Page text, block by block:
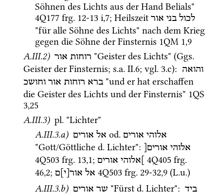
4Q177 frg. 12-13 i,7; Heilszeit לכול בני אור
"für alle Söhne des Lichts" nach dem Krieg
gegen die Söhne der Finsternis 1QM 1,9
A.III.2) רוחות אור "Geister des Lichts" (Ggs.
Geister der Finsternis; s.a. II.6; vgl. 3.c): והואה
ברא רוחות אור וחושכ
"und er hat erschaffen
die Geister des Lichts und der Finsternis" 1QS
3,25
A.III.3) pl. "Lichter"
A.III.3.a) אל אורים od. אלוהי אורים
"Gott/Göttliche d. Lichter": אלוהי אורים[
4Q503 frg. 13,1; ]אלוהי אורים 4Q405 frg.
46,2; אל אור[י]ם 4Q503 frg. 29-32,9 (L.u.)
A.III.3.b) שר אורים "Fürst d. Lichter": ביד